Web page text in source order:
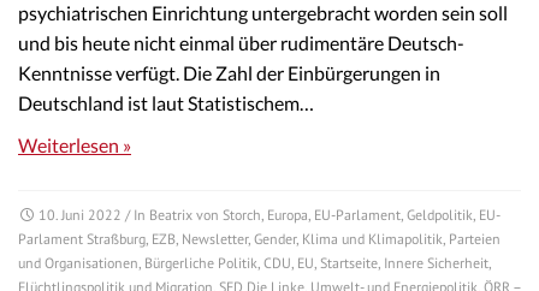
psychiatrischen Einrichtung untergebracht worden sein soll
und bis heute nicht einmal über rudimentäre Deutsch-
Kenntnisse verfügt. Die Zahl der Einbürgerungen in
Deutschland ist laut Statistischem…
Weiterlesen »
10. Juni 2022 / In Beatrix von Storch, Europa, EU-Parlament, Geldpolitik, EU-
Parlament Straßburg, EZB, Newsletter, Gender, Klima und Klimapolitik, Parteien
und Organisationen, Bürgerliche Politik, CDU, EU, Startseite, Innere Sicherheit,
Flüchtlingspolitik und Migration SED Die Linke Umwelt- und Energiepolitik ÖRR –